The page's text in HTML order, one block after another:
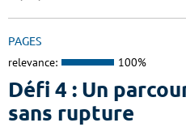
PAGES
relevance: 100%
Défi 4 : Un
sans rupture